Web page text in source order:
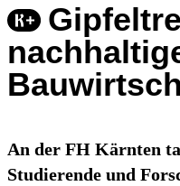
An der FH Kärnten
Studierende und